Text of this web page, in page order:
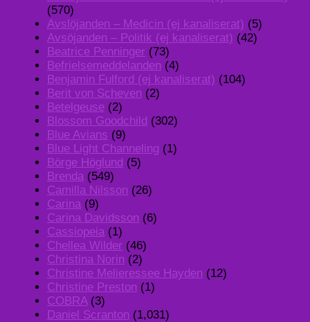
(570)
Avslöjanden – Medicin (ej kanaliserat) (5)
Avsöjanden – Politik (ej kanaliserat) (42)
Beatrice Penninger (73)
Befrielsemeddelanden (4)
Benjamin Fulford (ej kanaliserat) (104)
Berit von Scheven (2)
Betelgeuse (2)
Blossom Goodchild (302)
Blue Avians (9)
Blue Light Channeling (1)
Börge Höglund (5)
Brenda (549)
Camilla Nilsson (26)
Carina (9)
Carina Davidsson (6)
Cassiopeia (1)
Chellea Wilder (46)
Christina Norin (2)
Christine Melieressee Hayden (12)
Christine Preston (1)
COBRA(3)
Daniel Scranton (1,031)